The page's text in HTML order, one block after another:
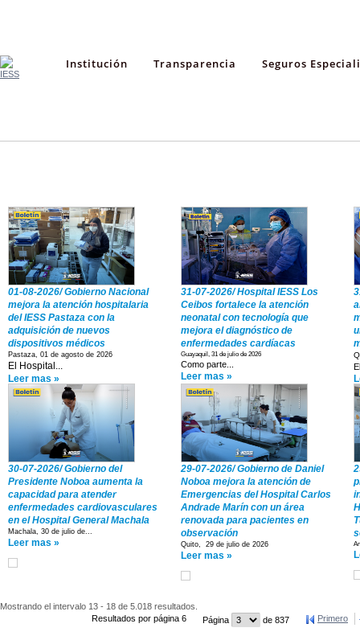
Institución Transparencia Seguros
01-08-2026/ Gobierno Nacional
mejora la atención hospitalaria
del IESS Pastaza con la
adquisición de nuevos
dispositivos médicos
Pastaza, 01 de agosto de 2026
El Hospital...
Leer mas »
31-07-2026/ Hospital IESS Los
Ceibos fortalece la atención
neonatal con tecnología que
mejora el diagnóstico de
enfermedades cardíacas
Guayaquil, 31 de julio de 2026
Como parte...
Leer mas »
30-07-2026/ Gobierno del
Presidente Noboa aumenta la
capacidad para atender
enfermedades cardiovasculares
en el Hospital General Machala
Machala, 30 de julio de...
Leer mas »
29-07-2026/ Gobierno de Daniel
Noboa mejora la atención de
Emergencias del Hospital Carlos
Andrade Marín con un área
renovada para pacientes en
observación
Quito, 29 de julio de 2026
Leer mas »
Mostrando el intervalo 13 - 18 de 5.018 resultados.
Resultados por página 6
Página de 837 Primero